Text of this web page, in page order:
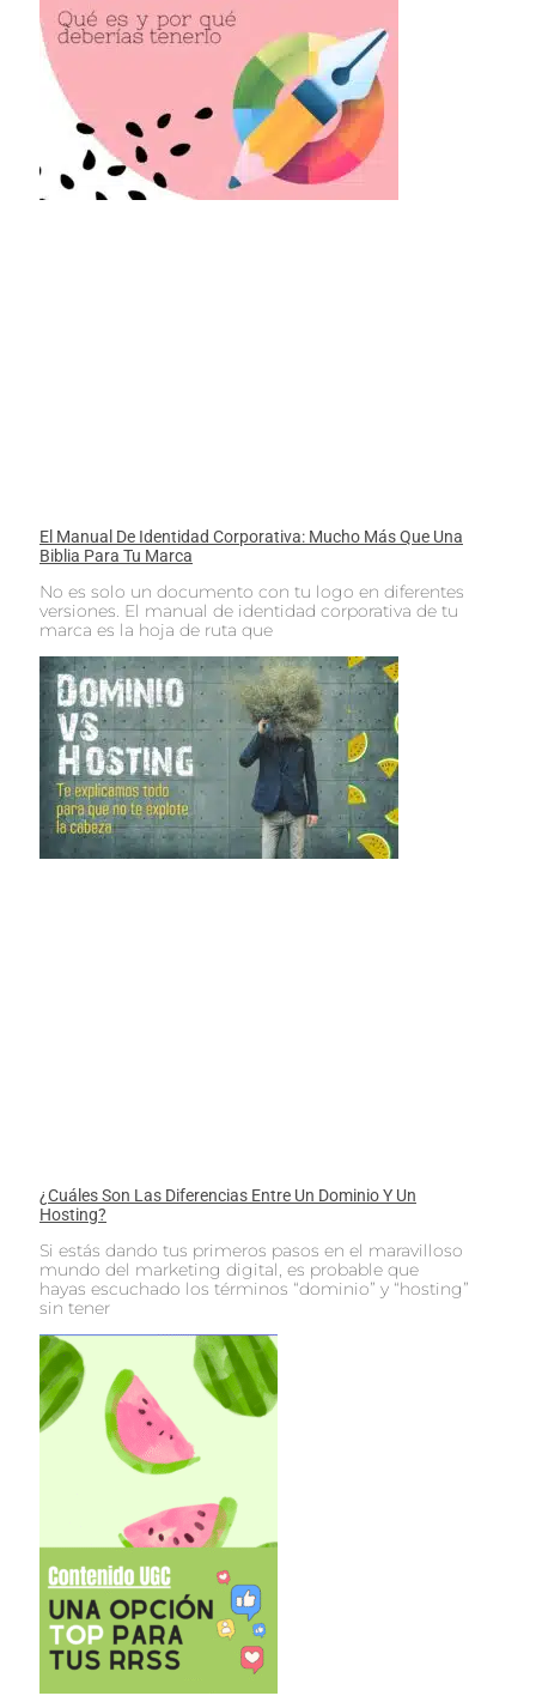
El Manual De Identidad Corporativa: Mucho Más Que Una
Biblia Para Tu Marca
No es solo un documento con tu logo en diferentes
versiones. El manual de identidad corporativa de tu
marca es la hoja de ruta que
¿Cuáles Son Las Diferencias Entre Un Dominio Y Un
Hosting?
Si estás dando tus primeros pasos en el maravilloso
mundo del marketing digital, es probable que
hayas escuchado los términos “dominio” y “hosting”
sin tener